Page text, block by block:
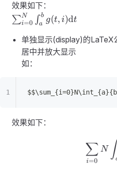
效果如下：
∑i=0
N ∫a
b
g(t, i)dt
单独显示(display)的LaTeX
居中并放大显示
如：
效果如下：
i=0
∑ N ∫